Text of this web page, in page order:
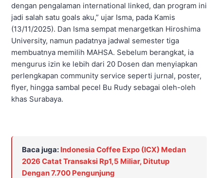
dengan pengalaman international linked, dan program ini
jadi salah satu goals aku,” ujar Isma, pada Kamis
(13/11/2025). Dan Isma sempat menargetkan Hiroshima
University, namun padatnya jadwal semester tiga
membuatnya memilih MAHSA. Sebelum berangkat, ia
mengurus izin ke lebih dari 20 Dosen dan menyiapkan
perlengkapan community service seperti jurnal, poster,
flyer, hingga sambal pecel Bu Rudy sebagai oleh-oleh
khas Surabaya.
Baca juga: Indonesia Coffee Expo (ICX) Medan
2026 Catat Transaksi Rp1,5 Miliar, Ditutup
Dengan 7.700 Pengunjung